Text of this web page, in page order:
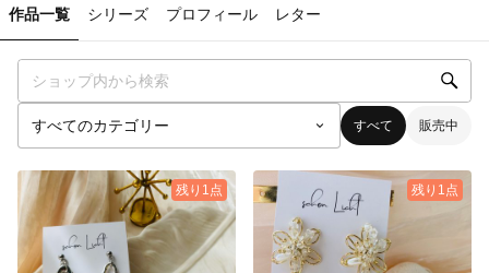
作品一覧 シリーズ プロフィール レター
すべて 販売中
残り1点 残り1点